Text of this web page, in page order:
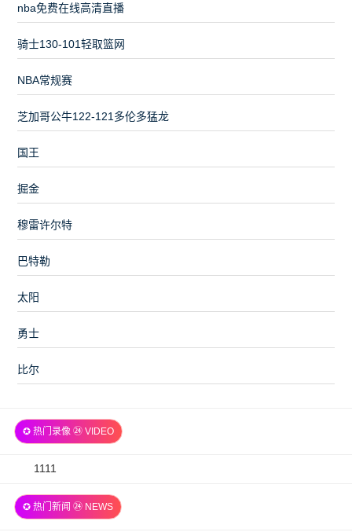
nba免费在线高清直播
骑士130-101轻取篮网
NBA常规赛
芝加哥公牛122-121多伦多猛龙
国王
掘金
穆雷许尔特
巴特勒
太阳
勇士
比尔
✪ 热门录像 ㉔ VIDEO
2026-
06
1111
✪ 热门新闻 ㉔ NEWS